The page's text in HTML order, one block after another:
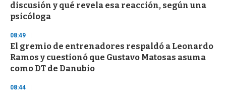
discusión y qué revela esa reacción, según una
psicóloga
08:49
El gremio de entrenadores respaldó a Leonardo
Ramos y cuestionó que Gustavo Matosas asuma
como DT de Danubio
08:44